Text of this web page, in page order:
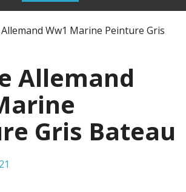
Ww1 Marine Peinture Gris
Allemand
Gris Bateau